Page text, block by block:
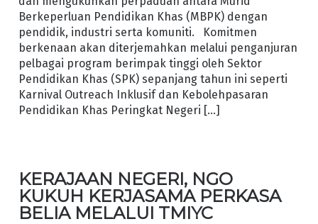
Berkeperluan Pendidikan Khas (MBPK) dengan
pendidik, industri serta komuniti. Komitmen
berkenaan akan diterjemahkan melalui penganjuran
pelbagai program berimpak tinggi oleh Sektor
Pendidikan Khas (SPK) sepanjang tahun ini seperti
Karnival Outreach Inklusif dan Kebolehpasaran
Pendidikan Khas Peringkat Negeri […]
KERAJAAN NEGERI, NGO
KUKUH KERJASAMA PERKASA
BELIA MELALUI TMIYC